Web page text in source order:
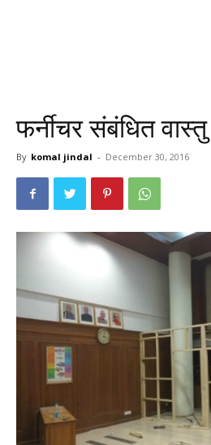
फर्नीचर संबंधित
By komal jindal - December 30, 2016